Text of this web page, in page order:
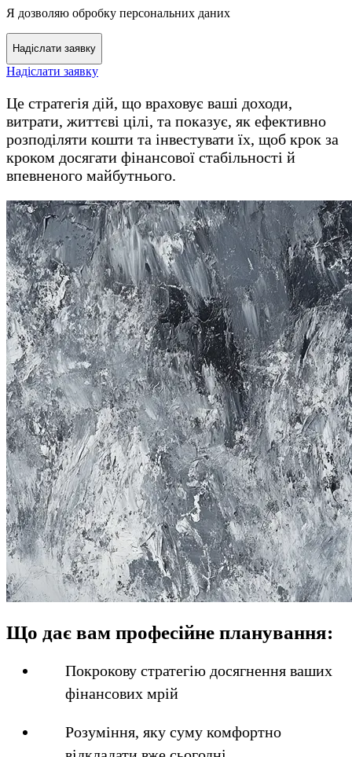
Я дозволяю обробку персональних даних
Надіслати заявку
Це стратегія дій, що враховує ваші доходи,
витрати, життєві цілі, та показує, як ефективно
розподіляти кошти та інвестувати їх, щоб крок за
кроком досягати фінансової стабільності й
впевненого майбутнього.
Що дає вам професійне планування:
Покрокову стратегію досягнення ваших
фінансових мрій
Розуміння, яку суму комфортно